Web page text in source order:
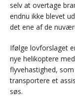
selv at overtage
endnu ikke blevet
det ene af de
Ifølge lovforslaget
nye helikoptere
flyvehastighed,
transportere et
søs.